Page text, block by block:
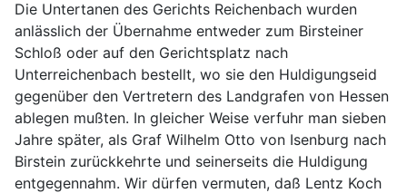
Die Untertanen des Gerichts Reichenbach wurden
anlässlich der Übernahme entweder zum Birsteiner
Schloß oder auf den Gerichtsplatz nach
Unterreichenbach bestellt, wo sie den Huldigungseid
gegenüber den Vertretern des Landgrafen von Hessen
ablegen mußten. In gleicher Weise verfuhr man sieben
Jahre später, als Graf Wilhelm Otto von Isenburg nach
Birstein zurückkehrte und seinerseits die Huldigung
entgegennahm. Wir dürfen vermuten, daß Lentz Koch